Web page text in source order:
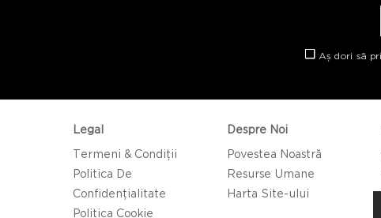
Aș dori să
Legal
Termeni & Condiții
Politica De
Confidențialitate
Politica Cookie
Despre Noi
Povestea Noastră
Resurse Umane
Harta Site-ului